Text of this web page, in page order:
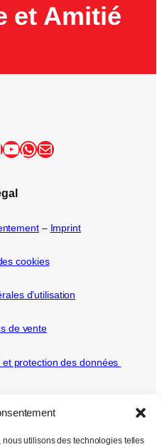
utilisons des technologies telles
et Amitié
YouTube
WhatsApp
E-mail
– Imprint
cookies
d’utilisation
de vente
protection des données